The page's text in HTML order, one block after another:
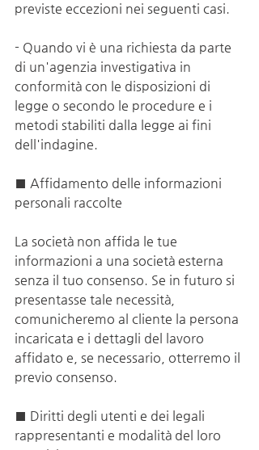
previste eccezioni nei seguenti casi.
- Quando vi è una richiesta da parte
di un'agenzia investigativa in
conformità con le disposizioni di
legge o secondo le procedure e i
metodi stabiliti dalla legge ai fini
dell'indagine.
■ Affidamento delle informazioni
personali raccolte
La società non affida le tue
informazioni a una società esterna
senza il tuo consenso. Se in futuro si
presentasse tale necessità,
comunicheremo al cliente la persona
incaricata e i dettagli del lavoro
affidato e, se necessario, otterremo il
previo consenso.
■ Diritti degli utenti e dei legali
rappresentanti e modalità del loro